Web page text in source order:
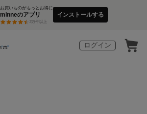
お買いものがもっとお得に
minneのアプリ
3万件以上
インストールする
ログイン